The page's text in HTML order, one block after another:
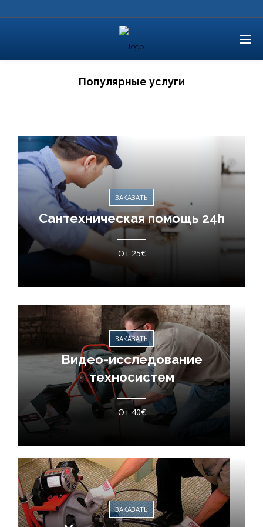
Популярные услуги
ЗАКАЗАТЬ
Сантехническая помощь 24h
От 25€
ЗАКАЗАТЬ
Видео-исследование
техносистем
От 40€
ЗАКАЗАТЬ